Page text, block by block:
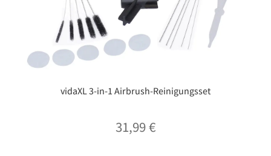
vidaXL 3-in-1 Airbrush-Reinigungsset
31,99€